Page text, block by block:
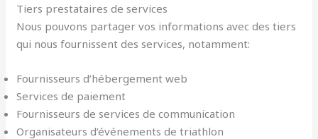
Tiers prestataires de services
Nous pouvons partager vos informations avec des tiers
qui nous fournissent des services, notamment:
Fournisseurs d’hébergement web
Services de paiement
Fournisseurs de services de communication
Organisateurs d’événements de triathlon